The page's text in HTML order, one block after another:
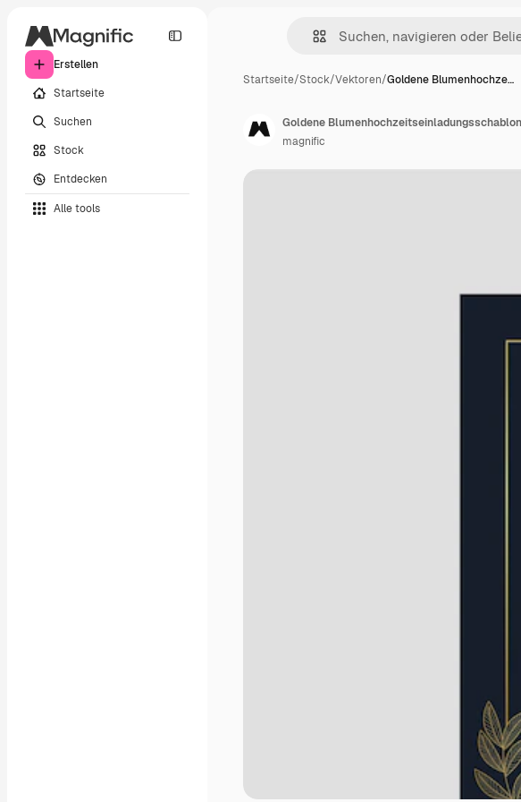
Erstellen
Startseite
Suchen
Stock
Entdecken
Alle tools
Startseite/Stock/Vektoren/Goldene Blumenhochze…
Goldene
magnific